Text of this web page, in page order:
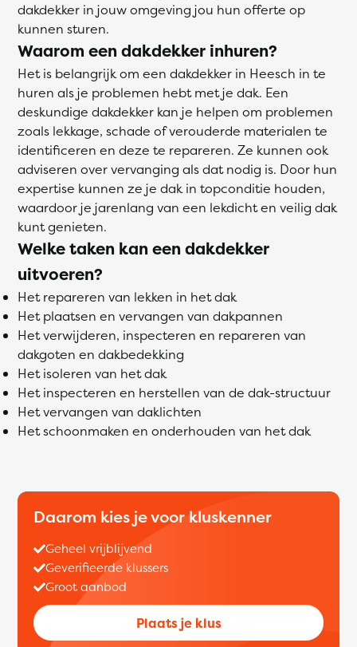
dakdekker in jouw omgeving jou hun offerte op
kunnen sturen.
Waarom een dakdekker inhuren?
Het is belangrijk om een dakdekker in Heesch in te
huren als je problemen hebt met je dak. Een
deskundige dakdekker kan je helpen om problemen
zoals lekkage, schade of verouderde materialen te
identificeren en deze te repareren. Ze kunnen ook
adviseren over vervanging als dat nodig is. Door hun
expertise kunnen ze je dak in topconditie houden,
waardoor je jarenlang van een lekdicht en veilig dak
kunt genieten.
Welke taken kan een dakdekker
uitvoeren?
Het repareren van lekken in het dak
Het plaatsen en vervangen van dakpannen
Het verwijderen, inspecteren en repareren van
dakgoten en dakbedekking
Het isoleren van het dak
Het inspecteren en herstellen van de dak-structuur
Het vervangen van daklichten
Het schoonmaken en onderhouden van het dak
Daarom kies je voor kluskenner
Geheel vrijblijvend
Geverifieerde klussers
Groot aanbod
Plaats je klus